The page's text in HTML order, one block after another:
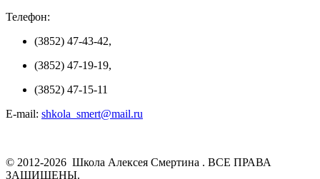
Телефон:
(3852) 47-43-42,
(3852) 47-19-19,
(3852) 47-15-11
E-mail: shkola_smert@mail.ru
© 2012-2026 Школа Алексея Смертина . ВСЕ ПРАВА
ЗАЩИЩЕНЫ.